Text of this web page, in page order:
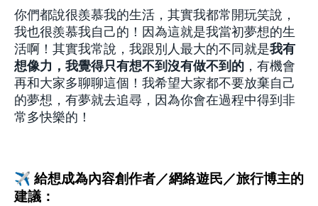
你們都說很羨慕我的生活，其實我都常開玩笑說，
我也很羨慕我自己的！因為這就是我當初夢想的生
活啊！其實我常說，我跟別人最大的不同就是我有
想像力，我覺得只有想不到沒有做不到的 ，有機會
再和大家多聊聊這個！我希望大家都不要放棄自己
的夢想，有夢就去追尋，因為你會在過程中得到非
常多快樂的！
✈️ 給想成為內容創作者／網絡遊民／旅行博主的
建議：